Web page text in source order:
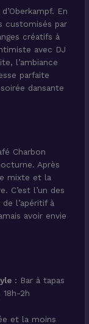
En
customisés par
créatifs à
avec DJ
l’ambiance
parfaite
dansante
Charbon
Après
mixte et la
C’est l’un des
l’apéritif à
avoir envie
: Bar à tapas
18h-2h
et la moins